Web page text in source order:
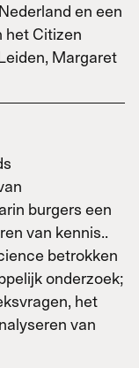
en een
het Citizen
Margaret
burgers een
van kennis..
betrokken
onderzoek;
het
van